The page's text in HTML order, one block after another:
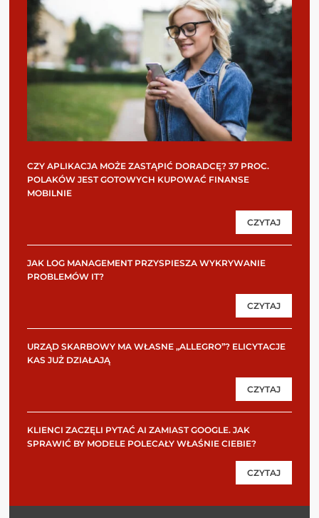
CZY APLIKACJA MOŻE ZASTĄPIĆ DORADCĘ? 37 PROC.
POLAKÓW JEST GOTOWYCH KUPOWAĆ FINANSE
MOBILNIE
CZYTAJ
JAK LOG MANAGEMENT PRZYSPIESZA WYKRYWANIE
PROBLEMÓW IT?
CZYTAJ
URZĄD SKARBOWY MA WŁASNE „ALLEGRO”? ELICYTACJE
KAS JUŻ DZIAŁAJĄ
CZYTAJ
KLIENCI ZACZĘLI PYTAĆ AI ZAMIAST GOOGLE. JAK
SPRAWIĆ BY MODELE POLECAŁY WŁAŚNIE CIEBIE?
CZYTAJ